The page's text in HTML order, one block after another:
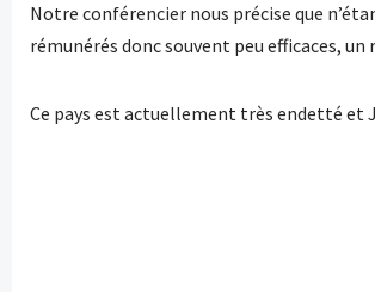
Notre conférencier nous précise que
rémunérés donc souvent peu efficaces,
Ce pays est actuellement très endetté et